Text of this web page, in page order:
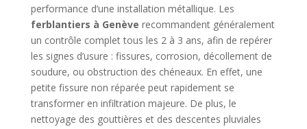
performance d’une installation métallique. Les
ferblantiers à Genève recommandent généralement
un contrôle complet tous les 2 à 3 ans, afin de repérer
les signes d’usure : fissures, corrosion, décollement de
soudure, ou obstruction des chéneaux. En effet, une
petite fissure non réparée peut rapidement se
transformer en infiltration majeure. De plus, le
nettoyage des gouttières et des descentes pluviales